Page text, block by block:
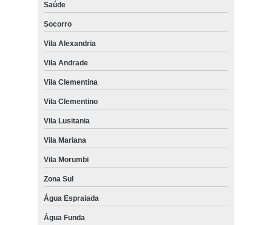
Saúde
Socorro
Vila Alexandria
Vila Andrade
Vila Clementina
Vila Clementino
Vila Lusitania
Vila Mariana
Vila Morumbi
Zona Sul
Água Espraiada
Água Funda